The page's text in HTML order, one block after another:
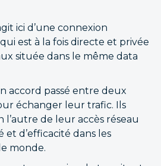
ici d’une connexion
est à la fois directe et privée
située dans le même data
accord passé entre deux
échanger leur trafic. Ils
l’autre de leur accès réseau
d’efficacité dans les
monde.